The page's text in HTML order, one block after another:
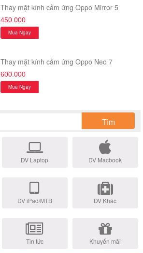
Thay mặt kính cảm ứng Oppo Mirror 5
450.000
Mua Ngay
Thay mặt kính cảm ứng Oppo Neo 7
600.000
Mua Ngay
Tìm
DV Laptop DV Macbook
DV iPad/MTB DV Khác
Tin tức Khuyến mãi